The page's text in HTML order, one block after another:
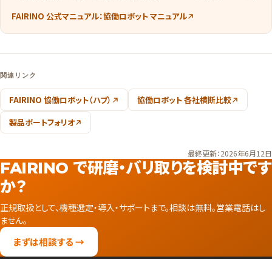
FAIRINO 公式マニュアル：協働ロボット マニュアル
関連リンク
FAIRINO 協働ロボット（ハブ）
協働ロボット 各社横断比較
製品ポートフォリオ
最終更新：2026年6月12日
FAIRINO で研磨・バリ取りを検討中です
か？
正規取扱として、機種選定・導入・サポートまで。相談は無料。営業電話はし
ません。
まずは相談する →